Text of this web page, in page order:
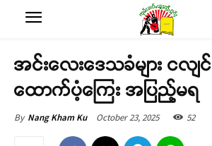
အင်းလေးဒေသခံများ ငလျင်
ထောက်ပံ့ကြေး အပြည့်မရ
By Nang Kham Ku October 23, 2025 52